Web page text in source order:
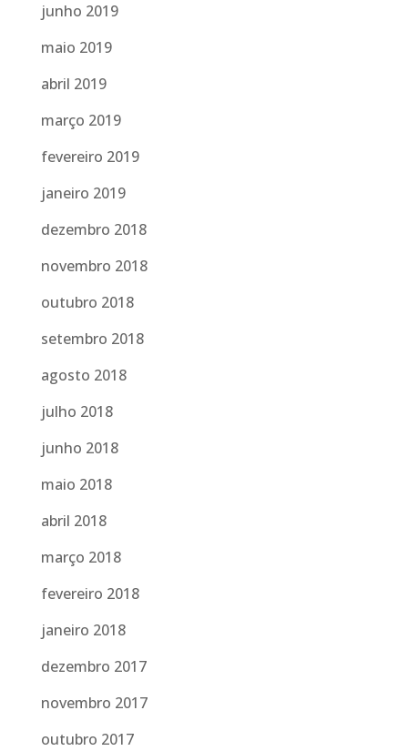
junho 2019
maio 2019
abril 2019
março 2019
fevereiro 2019
janeiro 2019
dezembro 2018
novembro 2018
outubro 2018
setembro 2018
agosto 2018
julho 2018
junho 2018
maio 2018
abril 2018
março 2018
fevereiro 2018
janeiro 2018
dezembro 2017
novembro 2017
outubro 2017